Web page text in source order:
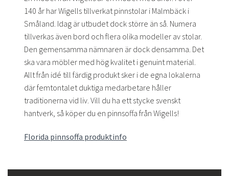
140 år har Wigells tillverkat pinnstolar i Malmbäck i
Småland. Idag är utbudet dock större än så. Numera
tillverkas även bord och flera olika modeller av stolar.
Den gemensamma nämnaren är dock densamma. Det
ska vara möbler med hög kvalitet i genuint material.
Allt från idé till färdig produkt sker i de egna lokalerna
där femtontalet duktiga medarbetare håller
traditionerna vid liv. Vill du ha ett stycke svenskt
hantverk, så köper du en pinnsoffa från Wigells!
Florida pinnsoffa produktinfo